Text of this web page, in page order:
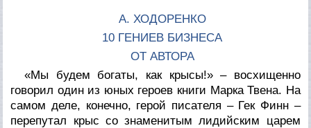
А. ХОДОРЕНКО
10 ГЕНИЕВ БИЗНЕСА
ОТ АВТОРА
«Мы будем богаты, как крысы!» – восхищенно
говорил один из юных героев книги Марка Твена. На
самом деле, конечно, герой писателя – Гек Финн –
перепутал крыс со знаменитым лидийским царем